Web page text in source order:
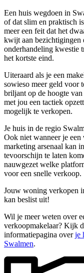
Een huis wegdoen in
of dat slim en praktisch
meer een feit dat het
kwijt aan bezichtigingen
onderhandeling kwestie
het kortste eind.
Uiteraard als je een
sowieso meer geld voor
briljant op de hoogte
met jou een tactiek
mogelijk te verkopen.
Je huis in de regio
Ook niet wanneer je
marketing arsenaal kan
tevoorschijn te laten
nauwgezet welke
voor een snelle verkoop.
Jouw woning verkopen
kan beslist uit!
Wil je meer weten over
verkoopmakelaar? Kijk
informatiepagina overje
Swalmen.